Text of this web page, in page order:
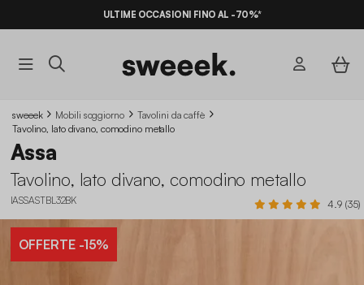
ULTIME OCCASIONI FINO AL -70%*
sweeek Mobili soggiorno
Tavolini da caffè
Tavolino, lato divano, comodino metallo
Assa
Tavolino, lato divano, comodino metallo
IASSASTBL32BK 4.9 (35)
OFFERTE-15%